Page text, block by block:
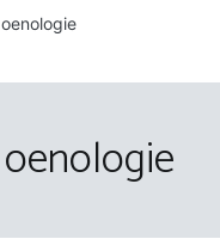
oenologie
oenologie